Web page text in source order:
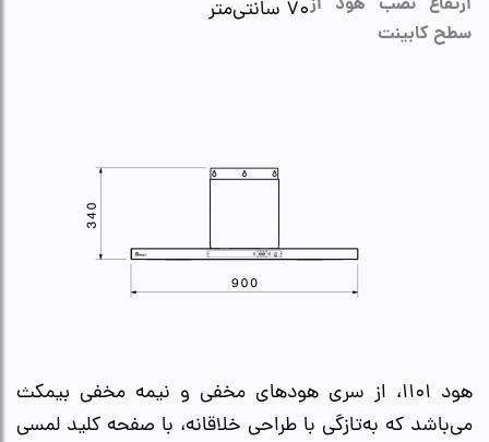
سطح کابینت
۷۰ سانتی‌متر
هود ۱۱۰۱، از سری هودهای مخفی و نیمه مخفی بیمکث
می‌باشد که به‌تازگی با طراحی خلاقانه، با صفحه کلید لمسی